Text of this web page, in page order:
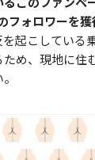
ォロワーを獲
起こしている
め、現地に住